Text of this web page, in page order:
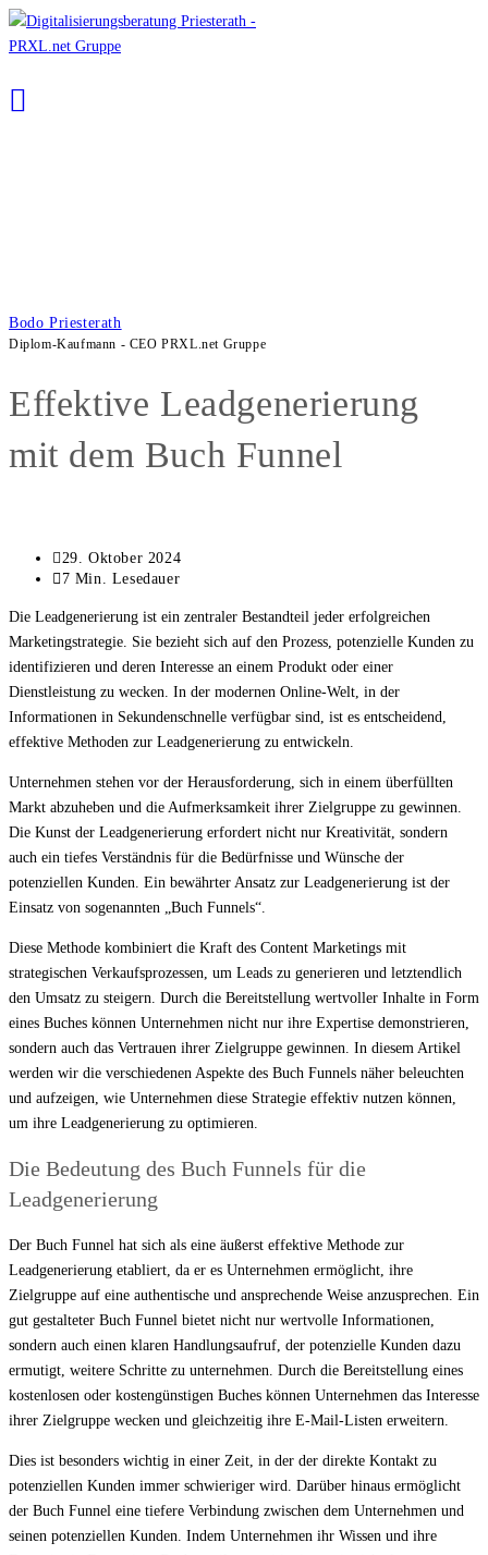
Zum
Inhalt
Bodo Priesterath
Diplom-Kaufmann - CEO PRXL.net Gruppe
Effektive Leadgenerierung
mit dem Buch Funnel
Beitrag
zuletzt
am:
29. Oktober 2024
Lesedauer:
7 Min. Lesedauer
Die Leadgenerierung ist ein zentraler Bestandteil jeder erfolgreichen
Marketingstrategie. Sie bezieht sich auf den Prozess, potenzielle Kunden zu
identifizieren und deren Interesse an einem Produkt oder einer
Dienstleistung zu wecken. In der modernen Online-Welt, in der
Informationen in Sekundenschnelle verfügbar sind, ist es entscheidend,
effektive Methoden zur Leadgenerierung zu entwickeln.
Unternehmen stehen vor der Herausforderung, sich in einem überfüllten
Markt abzuheben und die Aufmerksamkeit ihrer Zielgruppe zu gewinnen.
Die Kunst der Leadgenerierung erfordert nicht nur Kreativität, sondern
auch ein tiefes Verständnis für die Bedürfnisse und Wünsche der
potenziellen Kunden. Ein bewährter Ansatz zur Leadgenerierung ist der
Einsatz von sogenannten „Buch Funnels“.
Diese Methode kombiniert die Kraft des Content Marketings mit
strategischen Verkaufsprozessen, um Leads zu generieren und letztendlich
den Umsatz zu steigern. Durch die Bereitstellung wertvoller Inhalte in Form
eines Buches können Unternehmen nicht nur ihre Expertise demonstrieren,
sondern auch das Vertrauen ihrer Zielgruppe gewinnen. In diesem Artikel
werden wir die verschiedenen Aspekte des Buch Funnels näher beleuchten
und aufzeigen, wie Unternehmen diese Strategie effektiv nutzen können,
um ihre Leadgenerierung zu optimieren.
Die Bedeutung des Buch Funnels für die
Leadgenerierung
Der Buch Funnel hat sich als eine äußerst effektive Methode zur
Leadgenerierung etabliert, da er es Unternehmen ermöglicht, ihre
Zielgruppe auf eine authentische und ansprechende Weise anzusprechen. Ein
gut gestalteter Buch Funnel bietet nicht nur wertvolle Informationen,
sondern auch einen klaren Handlungsaufruf, der potenzielle Kunden dazu
ermutigt, weitere Schritte zu unternehmen. Durch die Bereitstellung eines
kostenlosen oder kostengünstigen Buches können Unternehmen das Interesse
ihrer Zielgruppe wecken und gleichzeitig ihre E-Mail-Listen erweitern.
Dies ist besonders wichtig in einer Zeit, in der der direkte Kontakt zu
potenziellen Kunden immer schwieriger wird. Darüber hinaus ermöglicht
der Buch Funnel eine tiefere Verbindung zwischen dem Unternehmen und
seinen potenziellen Kunden. Indem Unternehmen ihr Wissen und ihre